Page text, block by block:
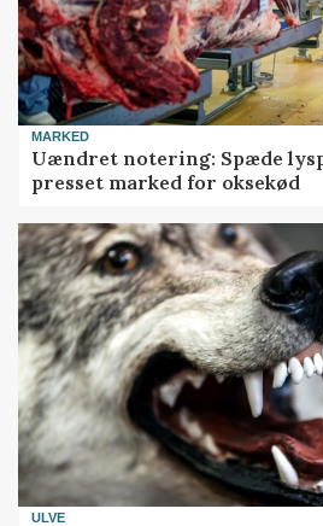
MARKED
Uændret notering: Spæde
presset marked for oksekød
ULVE